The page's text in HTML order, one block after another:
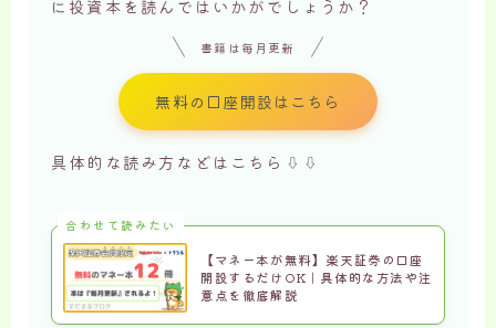
に投資本を読んではいかがでしょうか？
書籍は毎月更新
無料の口座開設はこちら
具体的な読み方などはこちら⇩⇩
合わせて読みたい
【マネー本が無料】楽天証券の口座
開設するだけOK｜具体的な方法や注
意点を徹底解説